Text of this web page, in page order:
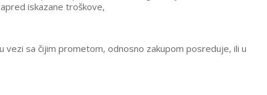
iskazane troškove,
vezi sa čijim prometom, odnosno zakupom posreduje, ili u